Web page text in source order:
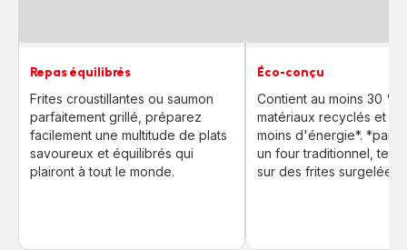
Repas équilibrés
Frites croustillantes ou saumon
parfaitement grillé, préparez
facilement une multitude de plats
savoureux et équilibrés qui
plairont à tout le monde.
Éco-conçu
Contient au moins 30 %
matériaux recyclés et
moins d'énergie*. *par
un four traditionnel,
sur des frites surgelées